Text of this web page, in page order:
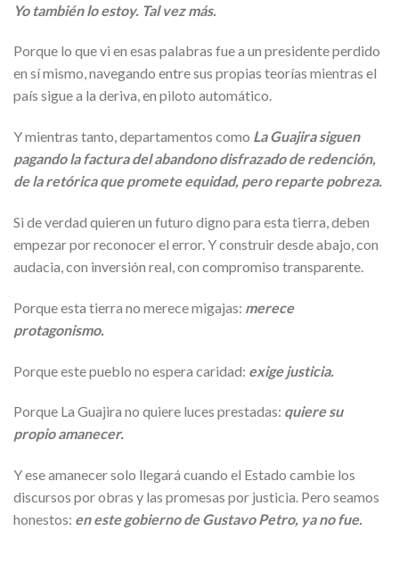
Yo también lo estoy. Tal vez más.
Porque lo que vi en esas palabras fue a un presidente perdido
en sí mismo, navegando entre sus propias teorías mientras el
país sigue a la deriva, en piloto automático.
Y mientras tanto, departamentos como La Guajira siguen
pagando la factura del abandono disfrazado de redención,
de la retórica que promete equidad, pero reparte pobreza.
Si de verdad quieren un futuro digno para esta tierra, deben
empezar por reconocer el error. Y construir desde abajo, con
audacia, con inversión real, con compromiso transparente.
Porque esta tierra no merece migajas: merece
protagonismo.
Porque este pueblo no espera caridad: exige justicia.
Porque La Guajira no quiere luces prestadas: quiere su
propio amanecer.
Y ese amanecer solo llegará cuando el Estado cambie los
discursos por obras y las promesas por justicia. Pero seamos
honestos: en este gobierno de Gustavo Petro, ya no fue.